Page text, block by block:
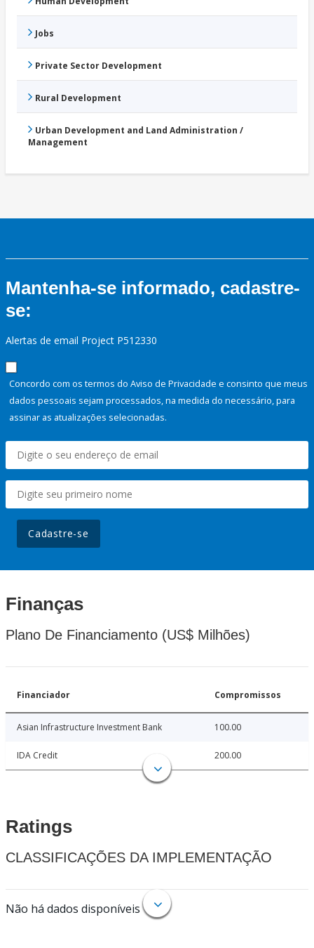
Jobs
Private Sector Development
Rural Development
Urban Development and Land Administration /
Management
Mantenha-se informado, cadastre-
se:
Alertas de email Project P512330
Concordo com os termos do Aviso de Privacidade e consinto que meus
dados pessoais sejam processados, na medida do necessário, para
assinar as atualizações selecionadas.
Cadastre-se
Finanças
Plano De Financiamento (US$ Milhões)
Financiador Compromissos
Asian Infrastructure Investment Bank 100.00
IDA Credit 200.00
Ratings
CLASSIFICAÇÕES DA IMPLEMENTAÇÃO
Não há dados disponíveis